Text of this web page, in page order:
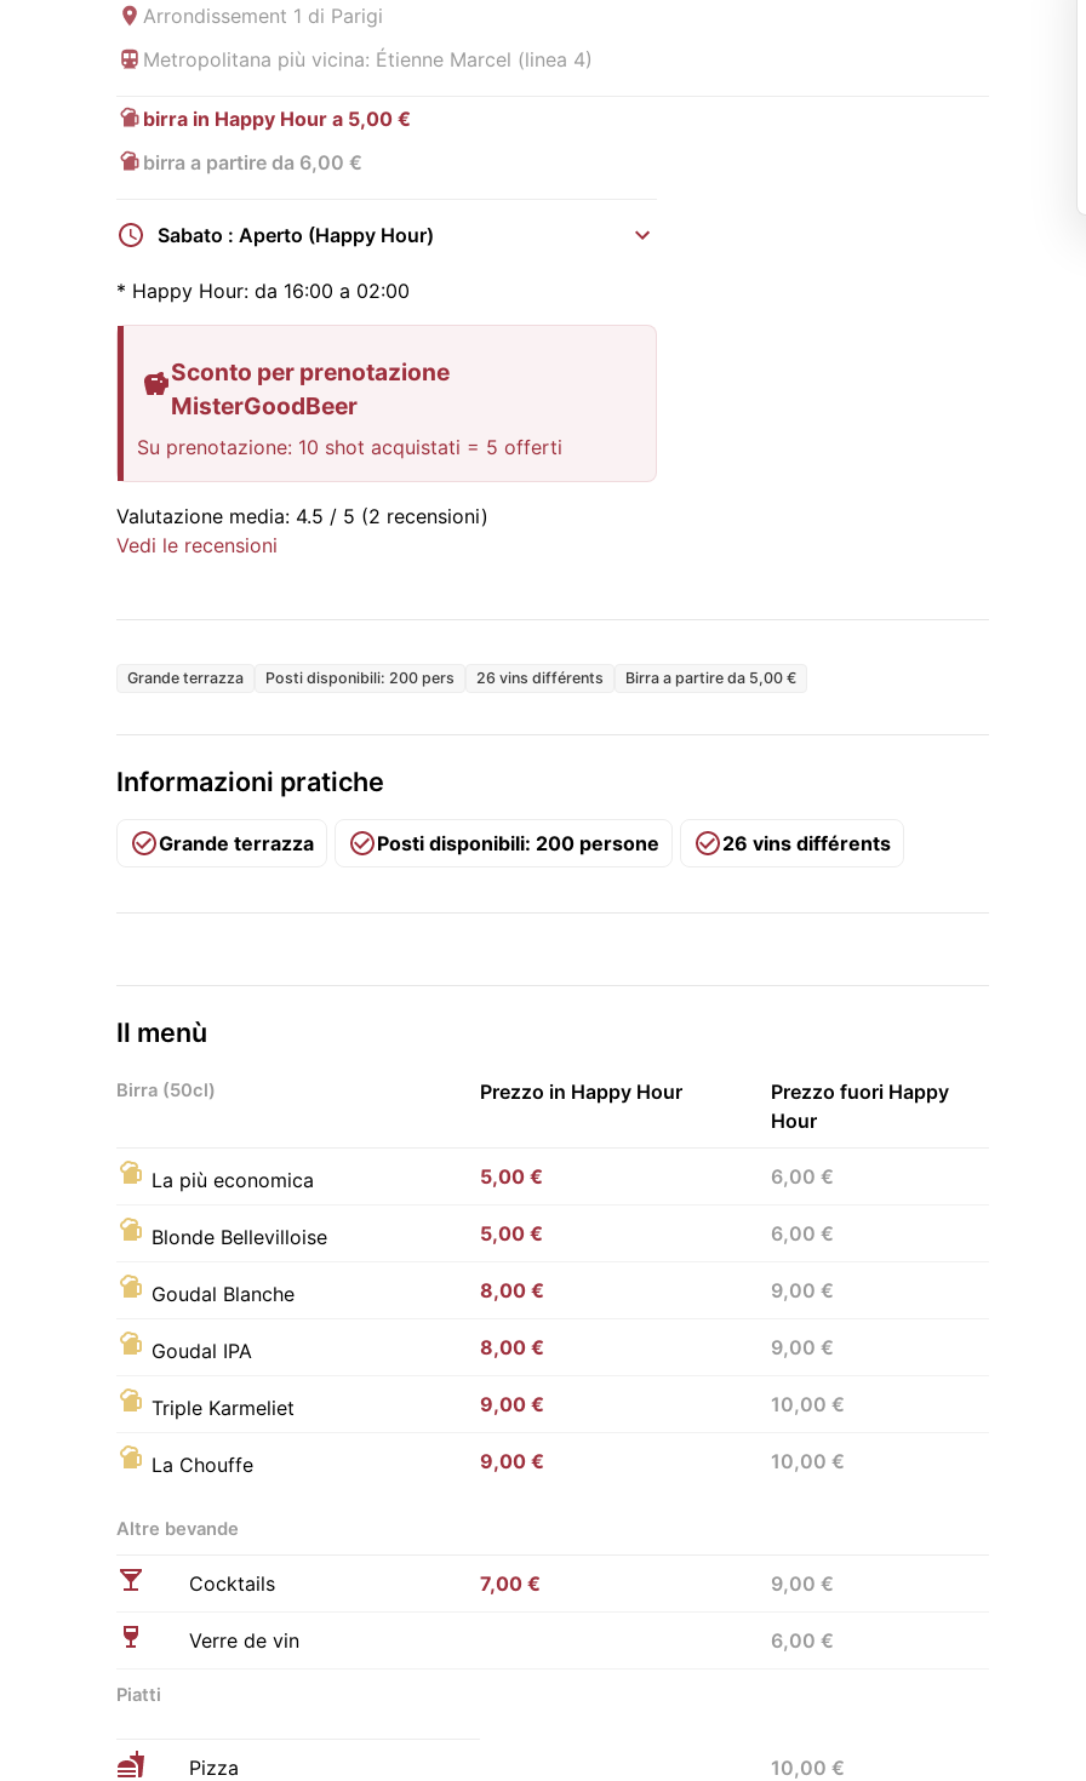
Arrondissement 1 di Parigi
Metropolitana più vicina: Étienne Marcel (linea 4)
birra in Happy Hour a 5,00 €
birra a partire da 6,00 €
Sabato : Aperto (Happy Hour)
* Happy Hour: da 16:00 a 02:00
Sconto per prenotazione
MisterGoodBeer
Su prenotazione: 10 shot acquistati = 5 offerti
Valutazione media: 4.5 / 5 (2 recensioni)
Vedi le recensioni
Grande terrazza Posti disponibili: 200 pers 26 vins différents Birra a partire da 5,00 €
Informazioni pratiche
Grande terrazza Posti disponibili: 200 persone 26 vins différents
Il menù
Birra (50cl) Prezzo in Happy Hour
Prezzo fuori Happy
Hour
La più economica 5,00 € 6,00 €
Blonde Bellevilloise 5,00 € 6,00 €
Goudal Blanche 8,00 € 9,00 €
Goudal IPA 8,00 € 9,00 €
Triple Karmeliet 9,00 € 10,00 €
La Chouffe 9,00 € 10,00 €
Altre bevande
Cocktails 7,00 € 9,00 €
Verre de vin 6,00 €
Piatti
Pizza 10,00 €